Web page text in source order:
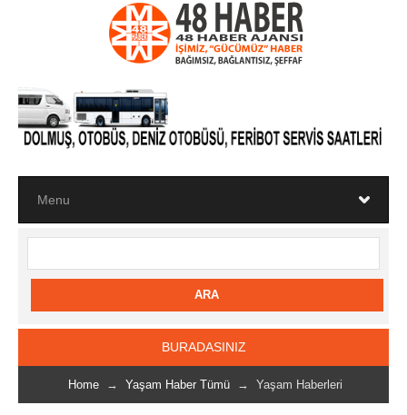
BURADASINIZ
Home→ Yaşam Haber Tümü→ Yaşam Haberleri